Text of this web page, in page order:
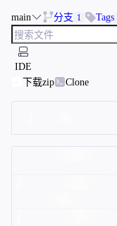
main 分支 1 Tags
IDE
下载zip
Clone